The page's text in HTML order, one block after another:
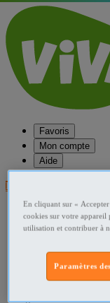
Favoris
Mon compte
Aide
Publier une annonce
Favoris
Publier une
Accueil
En cliquant sur «
cookies sur votre appareil
utilisation et contribuer à
Paramètres